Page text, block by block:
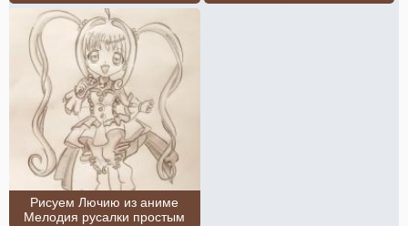
Рисуем Лючию из аниме
Мелодия русалки простым